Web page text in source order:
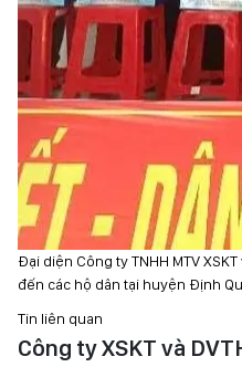
Đại diện Công ty TNHH MTV
đến các hộ dân tại huyện Định
Tin liên quan
Công ty XSKT và